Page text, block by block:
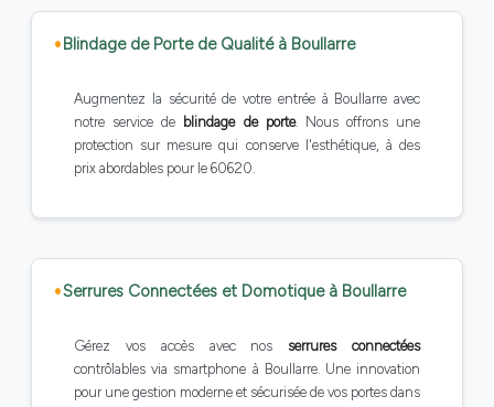
Blindage de Porte de Qualité à Boullarre
Augmentez la sécurité de votre entrée à Boullarre avec
notre service de blindage de porte. Nous offrons une
protection sur mesure qui conserve l'esthétique, à des
prix abordables pour le 60620.
Serrures Connectées et Domotique à Boullarre
Gérez vos accès avec nos serrures connectées
contrôlables via smartphone à Boullarre. Une innovation
pour une gestion moderne et sécurisée de vos portes dans